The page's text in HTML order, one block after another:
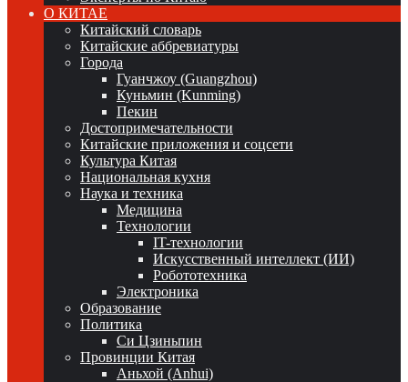
О КИТАЕ
Китайский словарь
Китайские аббревиатуры
Города
Гуанчжоу (Guangzhou)
Куньмин (Kunming)
Пекин
Достопримечательности
Китайские приложения и соцсети
Культура Китая
Национальная кухня
Наука и техника
Медицина
Технологии
IT-технологии
Искусственный интеллект (ИИ)
Робототехника
Электроника
Образование
Политика
Си Цзиньпин
Провинции Китая
Аньхой (Anhui)